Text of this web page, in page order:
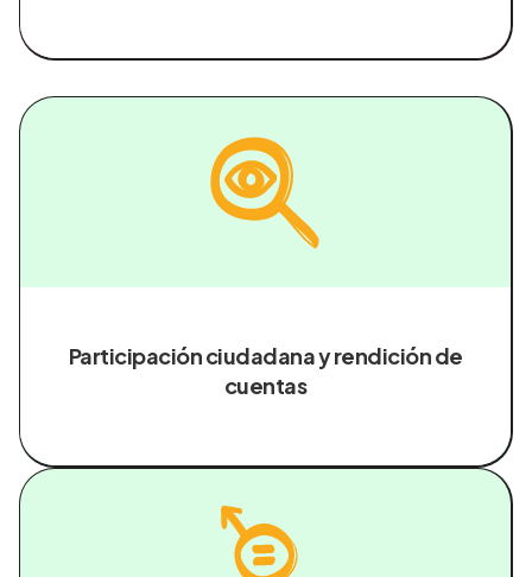
Participación ciudadana y rendición de
cuentas